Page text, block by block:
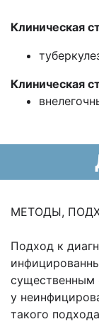
Клиническая
Клиническая
МЕТОДЫ,
Подход к
существенным
у
такого